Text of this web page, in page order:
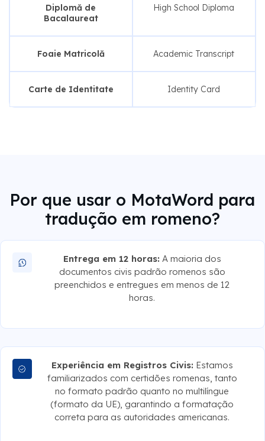
Diplomă de
Bacalaureat
High School Diploma
Foaie Matricolă Academic Transcript
Carte de Identitate Identity Card
Por que usar o MotaWord para
tradução em romeno?
Entrega em 12 horas: A maioria dos
documentos civis padrão romenos são
preenchidos e entregues em menos de 12
horas.
Experiência em Registros Civis: Estamos
familiarizados com certidões romenas, tanto
no formato padrão quanto no multilíngue
(formato da UE), garantindo a formatação
correta para as autoridades americanas.